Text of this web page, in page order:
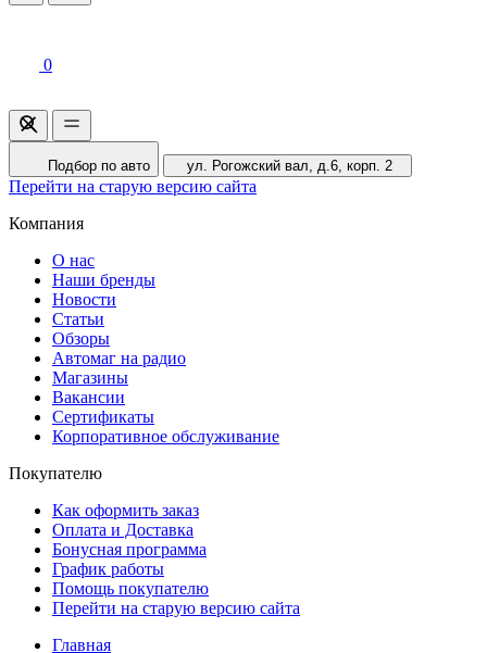
0
Подбор по авто ул. Рогожский вал, д.6, корп. 2
Перейти на старую версию сайта
Компания
О нас
Наши бренды
Новости
Статьи
Обзоры
Автомаг на радио
Магазины
Вакансии
Сертификаты
Корпоративное обслуживание
Покупателю
Как оформить заказ
Оплата и Доставка
Бонусная программа
График работы
Помощь покупателю
Перейти на старую версию сайта
Главная